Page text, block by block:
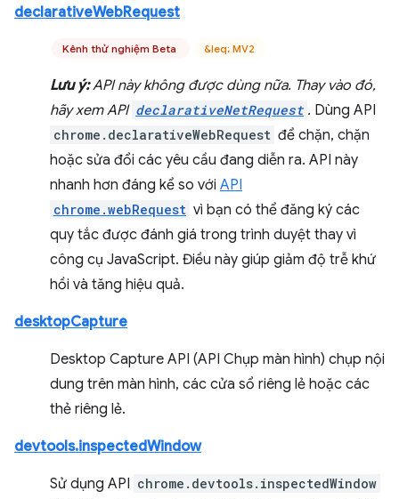
declarativeWebRequest
Kênh thử nghiệm Beta &leq; MV2
Lưu ý:API này không được dùng nữa. Thay vào đó,
hãy xem API declarativeNetRequest . Dùng API
chrome.declarativeWebRequest để chặn, chặn
hoặc sửa đổi các yêu cầu đang diễn ra. API này
nhanh hơn đáng kể so với API
chrome.webRequest vì bạn có thể đăng ký các
quy tắc được đánh giá trong trình duyệt thay vì
công cụ JavaScript. Điều này giúp giảm độ trễ khứ
hồi và tăng hiệu quả.
desktopCapture
Desktop Capture API (API Chụp màn hình) chụp nội
dung trên màn hình, các cửa sổ riêng lẻ hoặc các
thẻ riêng lẻ.
devtools.inspectedWindow
Sử dụng API chrome.devtools.inspectedWindow